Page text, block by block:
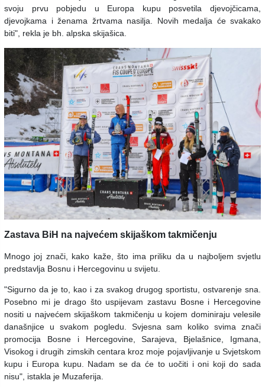
svoju prvu pobjedu u Europa kupu posvetila djevojčicama,
djevojkama i ženama žrtvama nasilja. Novih medalja će svakako
biti", rekla je bh. alpska skijašica.
Zastava BiH na najvećem skijaškom takmičenju
Mnogo joj znači, kako kaže, što ima priliku da u najboljem svjetlu
predstavlja Bosnu i Hercegovinu u svijetu.
"Sigurno da je to, kao i za svakog drugog sportistu, ostvarenje sna.
Posebno mi je drago što uspijevam zastavu Bosne i Hercegovine
nositi u najvećem skijaškom takmičenju u kojem dominiraju velesile
današnjice u svakom pogledu. Svjesna sam koliko svima znači
promocija Bosne i Hercegovine, Sarajeva, Bjelašnice, Igmana,
Visokog i drugih zimskih centara kroz moje pojavljivanje u Svjetskom
kupu i Europa kupu. Nadam se da će to uočiti i oni koji do sada
nisu", istakla je Muzaferija.